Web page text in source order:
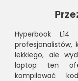
Hyperbook
profesjonalistów,
lekkiego, ale
laptop ten
kompilować